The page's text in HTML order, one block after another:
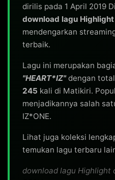
dirilis pada 1 April 2019
download lagu
mendengarkan
terbaik.
Lagu ini merupakan
"HEART*IZ"dengan
245 kali di Matikiri.
menjadikannya salah
IZ*ONE.
Lihat juga koleksi
temukan lagu terbaru
download lagu Highlight